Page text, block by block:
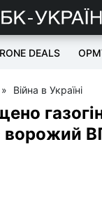
DEALS
» Війна в Україні
ворожий